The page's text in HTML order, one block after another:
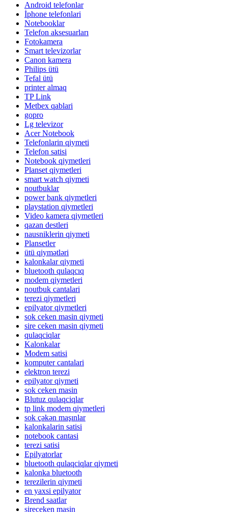
Android telefonlar
İphone telefonlari
Notebooklar
Telefon aksesuarları
Fotokamera
Smart televizorlar
Canon kamera
Philips ütü
Tefal ütü
printer almaq
TP Link
Metbex qablari
gopro
Lg televizor
Acer Notebook
Telefonlarin qiymeti
Telefon satisi
Notebook qiymetleri
Planset qiymetleri
smart watch qiymeti
noutbuklar
power bank qiymetleri
playstation qiymetleri
Video kamera qiymetleri
qazan destleri
nausniklerin qiymeti
Plansetler
ütü qiymətləri
kalonkalar qiymeti
bluetooth qulaqcıq
modem qiymetleri
noutbuk cantalari
terezi qiymetleri
epilyator qiymetleri
sok ceken masin qiymeti
sire ceken masin qiymeti
qulaqciqlar
Kalonkalar
Modem satisi
komputer cantalari
elektron terezi
epilyator qiymeti
sok ceken masin
Blutuz qulaqciqlar
tp link modem qiymetleri
sok çəkən maşınlar
kalonkalarin satisi
notebook cantasi
terezi satisi
Epilyatorlar
bluetooth qulaqciqlar qiymeti
kalonka bluetooth
terezilerin qiymeti
en yaxsi epilyator
Brend saatlar
sireceken masin